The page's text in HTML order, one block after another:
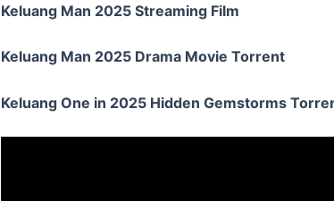
Keluang Man 2025 Streaming Film
Keluang Man 2025 Drama Movie Torrent
Keluang One in 2025 Hidden Gemstorms